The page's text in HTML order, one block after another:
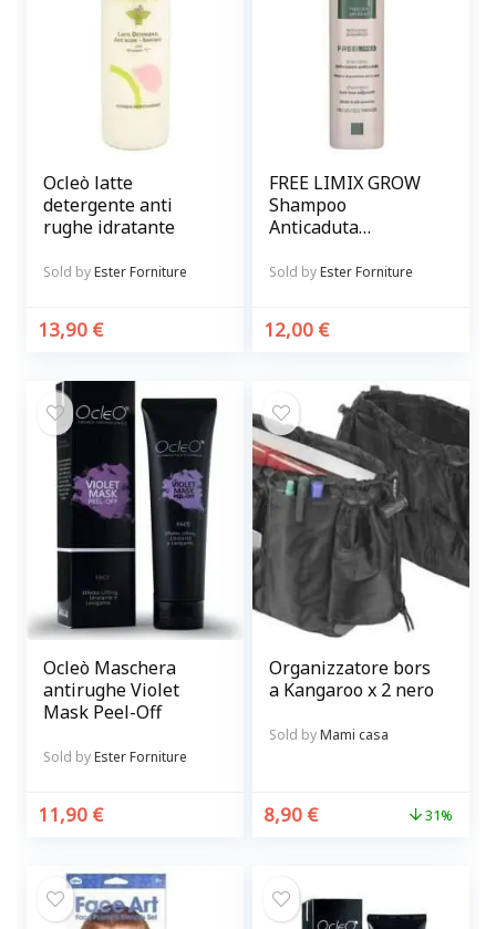
Ocleò latte
detergente anti
rughe idratante
Sold byEster Forniture
13,90 €
FREE LIMIX GROW
Shampoo
Anticaduta
capelli
Sold byEster Forniture
12,00 €
Ocleò Maschera
antirughe Violet
Mask Peel-Off
Sold byEster Forniture
11,90 €
Organizzatore bors
a Kangaroo x 2 nero
Sold byMami casa
8,90 € 31%